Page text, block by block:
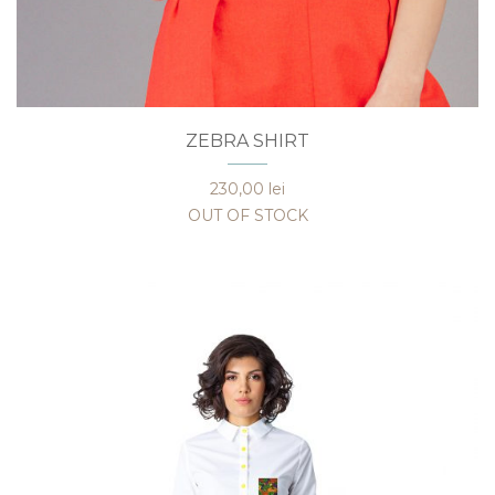
produs
mai
multe
fi
alese
în
pagina
produsului.
ZEBRA SHIRT
230,00 lei
OUT OF STOCK